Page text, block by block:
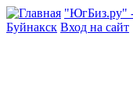
"ЮгБиз.ру"
Буйнакск Вход на сайт